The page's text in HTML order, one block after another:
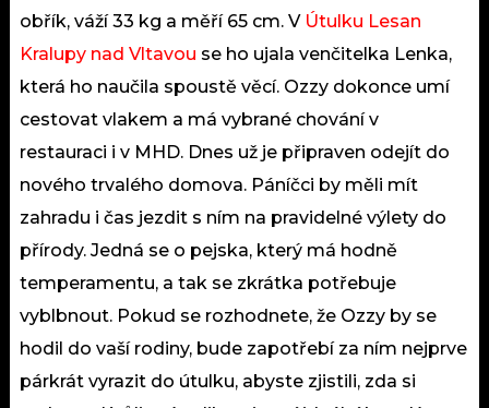
obřík, váží 33 kg a měří 65 cm. V Útulku Lesan
Kralupy nad Vltavou se ho ujala venčitelka Lenka,
která ho naučila spoustě věcí. Ozzy dokonce umí
cestovat vlakem a má vybrané chování v
restauraci i v MHD. Dnes už je připraven odejít do
nového trvalého domova. Páníčci by měli mít
zahradu i čas jezdit s ním na pravidelné výlety do
přírody. Jedná se o pejska, který má hodně
temperamentu, a tak se zkrátka potřebuje
vyblbnout. Pokud se rozhodnete, že Ozzy by se
hodil do vaší rodiny, bude zapotřebí za ním nejprve
párkrát vyrazit do útulku, abyste zjistili, zda si